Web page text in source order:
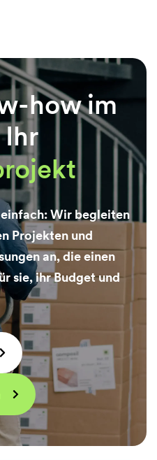
how im
Ihr
Wir begleiten
Projekten und
an, die einen
sie, ihr Budget und